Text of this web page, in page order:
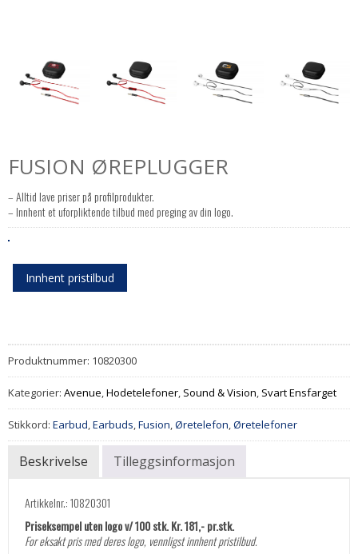
FUSION ØREPLUGGER
– Alltid lave priser på profilprodukter.
– Innhent et uforpliktende tilbud med preging av din logo.
Innhent pristilbud
Produktnummer: 10820300
Kategorier: Avenue,Hodetelefoner, Sound & Vision, Svart Ensfarget
Stikkord: Earbud,Earbuds,Fusion,Øretelefon,Øretelefoner
Beskrivelse Tilleggsinformasjon
Artikkelnr.: 10820301
Priseksempel uten logo v/ 100 stk. Kr. 181,- pr.stk.
For eksakt pris med deres logo, vennligst innhent pristilbud.